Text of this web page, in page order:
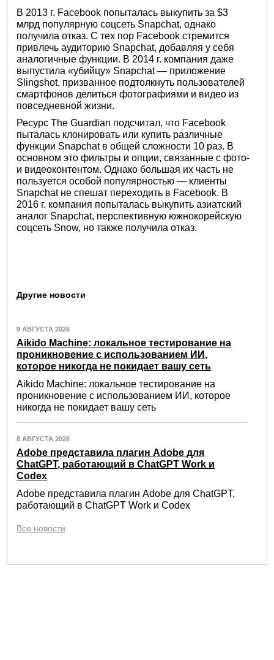
В 2013 г. Facebook попыталась выкупить за $3
млрд популярную соцсеть Snapchat, однако
получила отказ. С тех пор Facebook стремится
привлечь аудиторию Snapchat, добавляя у себя
аналогичные функции. В 2014 г. компания даже
выпустила «убийцу» Snapchat — приложение
Slingshot, призванное подтолкнуть пользователей
смартфонов делиться фотографиями и видео из
повседневной жизни.
Ресурс The Guardian подсчитал, что Facebook
пыталась клонировать или купить различные
функции Snapchat в общей сложности 10 раз. В
основном это фильтры и опции, связанные с фото-
и видеоконтентом. Однако большая их часть не
пользуется особой популярностью — клиенты
Snapchat не спешат переходить в Facebook. В
2016 г. компания попыталась выкупить азиатский
аналог Snapchat, перспективную южнокорейскую
соцсеть Snow, но также получила отказ.
Другие новости
9 АВГУСТА 2026
Aikido Machine: локальное тестирование на
проникновение с использованием ИИ,
которое никогда не покидает вашу сеть
Aikido Machine: локальное тестирование на
проникновение с использованием ИИ, которое
никогда не покидает вашу сеть
8 АВГУСТА 2026
Adobe представила плагин Adobe для
ChatGPT, работающий в ChatGPT Work и
Codex
Adobe представила плагин Adobe для ChatGPT,
работающий в ChatGPT Work и Codex
Все новости